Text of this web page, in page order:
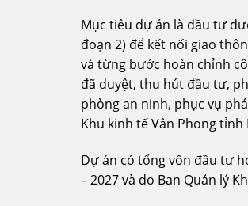
Mục tiêu dự án là đầu tư
đoạn 2) để kết nối giao
và từng bước hoàn chỉnh
đã duyệt, thu hút đầu tư,
phòng an ninh, phục vụ
Khu kinh tế Vân Phong
Dự án có tổng vốn đầu tư
– 2027 và do Ban Quản lý